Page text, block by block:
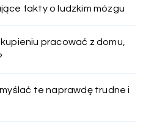
fakty o ludzkim mózgu
pracować z domu,
te naprawdę trudne i